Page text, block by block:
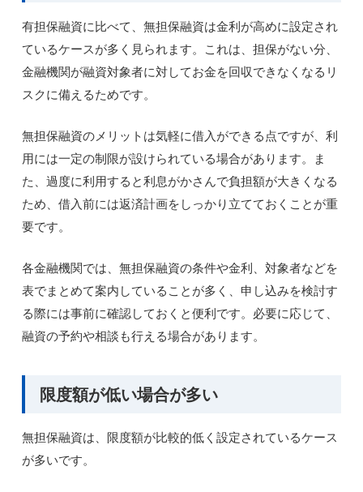
有担保融資に比べて、無担保融資は金利が高めに設定され
ているケースが多く見られます。これは、担保がない分、
金融機関が融資対象者に対してお金を回収できなくなるリ
スクに備えるためです。
無担保融資のメリットは気軽に借入ができる点ですが、利
用には一定の制限が設けられている場合があります。ま
た、過度に利用すると利息がかさんで負担額が大きくなる
ため、借入前には返済計画をしっかり立てておくことが重
要です。
各金融機関では、無担保融資の条件や金利、対象者などを
表でまとめて案内していることが多く、申し込みを検討す
る際には事前に確認しておくと便利です。必要に応じて、
融資の予約や相談も行える場合があります。
限度額が低い場合が多い
無担保融資は、限度額が比較的低く設定されているケース
が多いです。